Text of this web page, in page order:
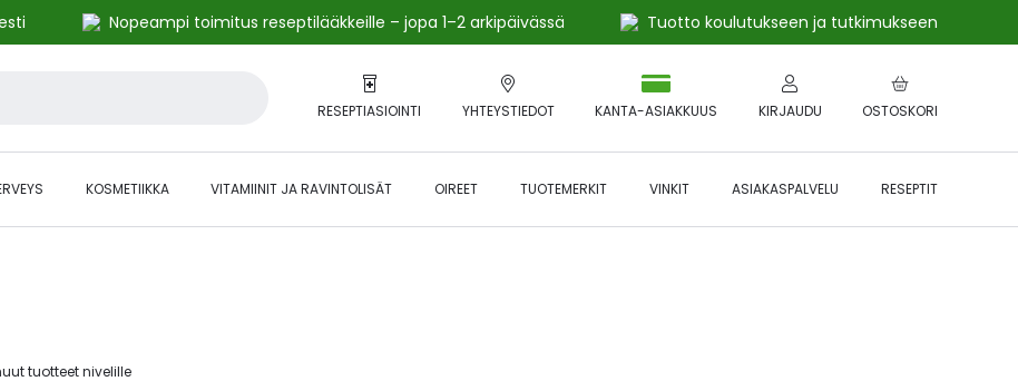
Nopeampi toimitus reseptilääkkeille – jopa 1–2 arkipäivässä
Tuotto koulutukseen ja tutkimukseen
RESEPTIASIOINTI YHTEYSTIEDOT OSTOSKORI
KANTA-ASIAKKUUS KIRJAUDU
KOSMETIIKKA VITAMIINIT JA RAVINTOLISÄT OIREET TUOTEMERKIT VINKIT ASIAKASPALVELU RESEPTIT
tuotteet nivelille‎